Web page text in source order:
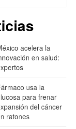
acelera la
en salud:
usa la
para frenar
del cáncer
ratones